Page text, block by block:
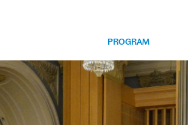
PROGRAM